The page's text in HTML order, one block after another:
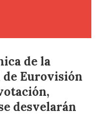
de la
Eurovisión
desvelarán